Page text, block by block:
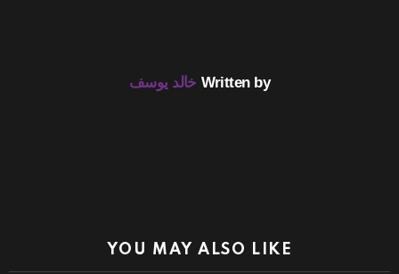
Written by خالد يوسف
YOU MAY ALSO LIKE